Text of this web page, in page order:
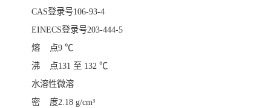
CAS登录号106-93-4
EINECS登录号203-444-5
熔 点9 ℃
沸 点131 至 132 ℃
水溶性微溶
密 度2.18 g/cm³